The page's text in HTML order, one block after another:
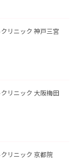
リニック 神戸三宮
リニック 大阪梅田
リニック 京都院